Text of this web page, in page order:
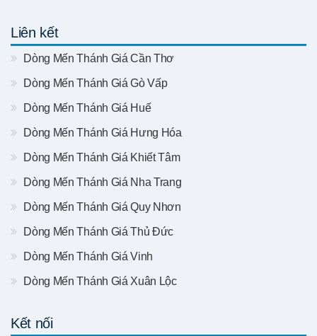
Liên kết
Dòng Mến Thánh Giá Cần Thơ
Dòng Mến Thánh Giá Gò Vấp
Dòng Mến Thánh Giá Huế
Dòng Mến Thánh Giá Hưng Hóa
Dòng Mến Thánh Giá Khiết Tâm
Dòng Mến Thánh Giá Nha Trang
Dòng Mến Thánh Giá Quy Nhơn
Dòng Mến Thánh Giá Thủ Đức
Dòng Mến Thánh Giá Vinh
Dòng Mến Thánh Giá Xuân Lộc
Kết nối